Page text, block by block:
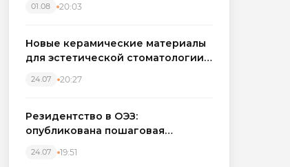
01.08 20:03
Новые керамические материалы
для эстетической стоматологии
24.07 20:27
Резидентство в ОЭЗ:
опубликована пошаговая
налоговых льгот для инвесторов
24.07 19:51